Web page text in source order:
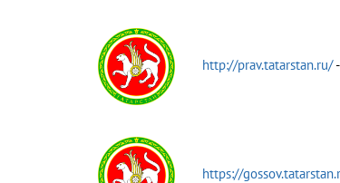
http://prav.tatarstan.ru/
https://